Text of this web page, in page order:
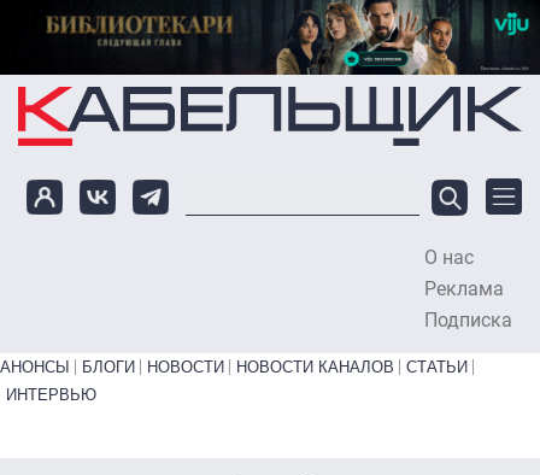
Перейти к основному содержанию
О нас
Реклама
Подписка
Primary links bottom
АНОНСЫ БЛОГИ НОВОСТИ НОВОСТИ КАНАЛОВ
СТАТЬИ
ИНТЕРВЬЮ